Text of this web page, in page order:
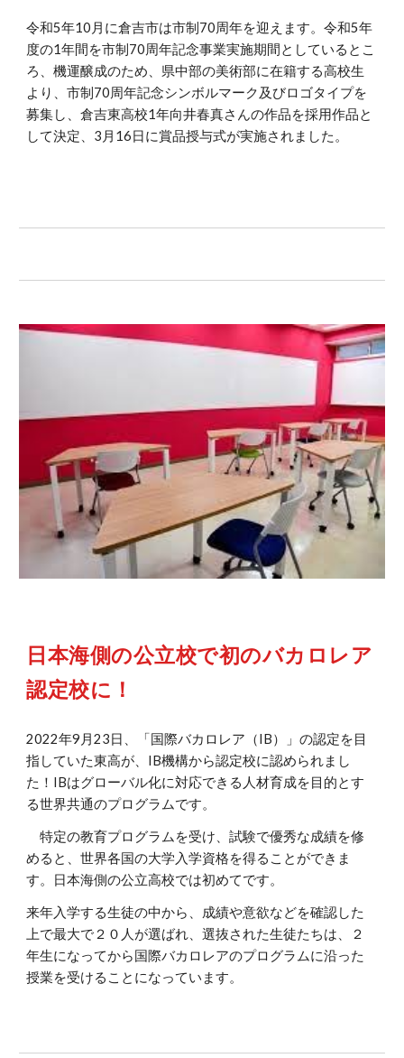
令和5年10月に倉吉市は市制70周年を迎えます。令和5年
度の1年間を市制70周年記念事業実施期間としているとこ
ろ、機運醸成のため、県中部の美術部に在籍する高校生
より、市制70周年記念シンボルマーク及びロゴタイプを
募集し、倉吉東高校1年向井春真さんの作品を採用作品と
して決定、3月16日に賞品授与式が実施されました。
日本海側の公立校で初のバカロレア
認定校に！
2022年9月23日、「国際バカロレア（IB）」の認定を目
指していた東高が、IB機構から認定校に認められまし
た！IBはグローバル化に対応できる人材育成を目的とす
る世界共通のプログラムです。
特定の教育プログラムを受け、試験で優秀な成績を修
めると、世界各国の大学入学資格を得ることができま
す。日本海側の公立高校では初めてです。
来年入学する生徒の中から、成績や意欲などを確認した
上で最大で２０人が選ばれ、選抜された生徒たちは、２
年生になってから国際バカロレアのプログラムに沿った
授業を受けることになっています。